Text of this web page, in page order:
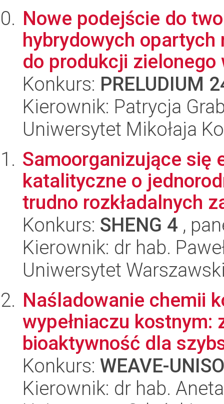
Nowe podejście do
hybrydowych
do produkcji zielonego
Konkurs: PRELUDIUM
Kierownik: Patrycja
Uniwersytet Mikołaja
Samoorganizujące się
katalityczne o
trudno rozkładalnych
Konkurs: SHENG 4 ,
Kierownik: dr hab.
Uniwersytet
Naśladowanie chemii
wypełniaczu kostnym:
bioaktywność dla
Konkurs: WEAVE-
Kierownik: dr hab.